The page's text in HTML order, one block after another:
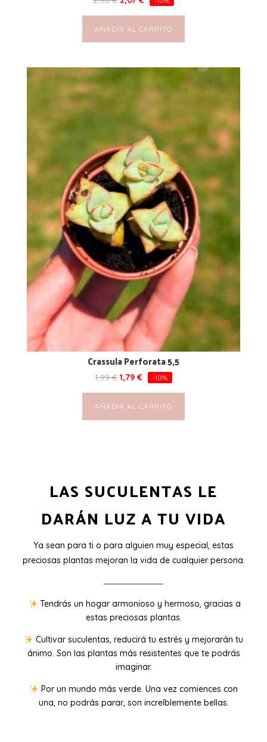
AÑADIR AL CARRITO
Crassula Perforata 5,5
1,99€ 1,79 € -10%
AÑADIR AL CARRITO
LAS SUCULENTAS LE
DARÁN LUZ A TU VIDA
Ya sean para ti o para alguien muy especial, estas
preciosas plantas mejoran la vida de cualquier persona.
Tendrás un hogar armonioso y hermoso, gracias a
estas preciosas plantas.
Cultivar suculentas, reducirá tu estrés y mejorarán tu
ánimo. Son las plantas más resistentes que te podrás
imaginar.
Por un mundo más verde. Una vez comiences con
una, no podrás parar, son increíblemente bellas.